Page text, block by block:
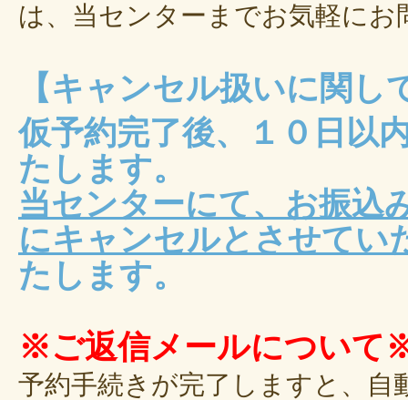
は、当センターまでお気軽にお
【キャンセル扱いに関し
仮予約完了後、１０日以
たします。
当センターにて、お振込
にキャンセルとさせてい
たします。
※ご返信メールについて
予約手続きが完了しますと、